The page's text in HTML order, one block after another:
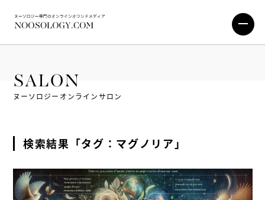
SALON
ヌーソロジーオンラインサロン
検索結果「タグ：マグノリア」